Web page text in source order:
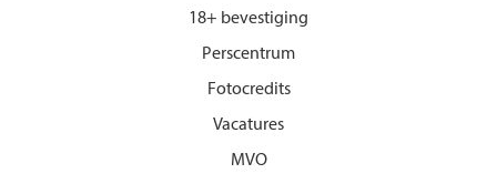
18+ bevestiging
Perscentrum
Fotocredits
Vacatures
MVO